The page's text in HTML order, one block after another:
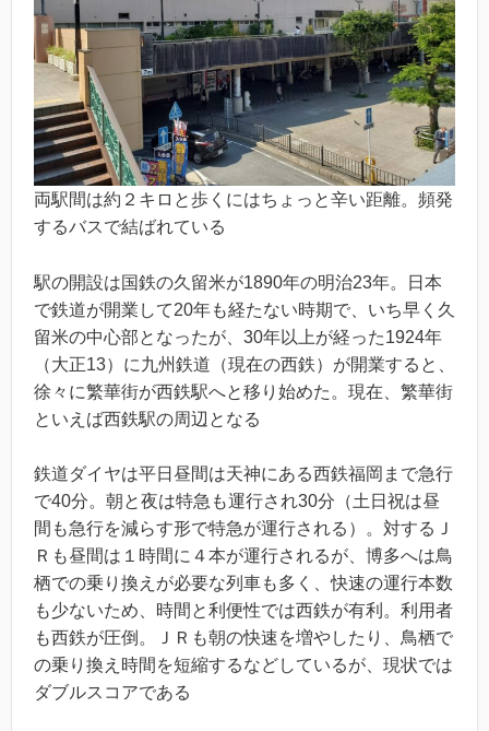
両駅間は約２キロと歩くにはちょっと辛い距離。頻発
するバスで結ばれている
駅の開設は国鉄の久留米が1890年の明治23年。日本
で鉄道が開業して20年も経たない時期で、いち早く久
留米の中心部となったが、30年以上が経った1924年
（大正13）に九州鉄道（現在の西鉄）が開業すると、
徐々に繁華街が西鉄駅へと移り始めた。現在、繁華街
といえば西鉄駅の周辺となる
鉄道ダイヤは平日昼間は天神にある西鉄福岡まで急行
で40分。朝と夜は特急も運行され30分（土日祝は昼
間も急行を減らす形で特急が運行される）。対するＪ
Ｒも昼間は１時間に４本が運行されるが、博多へは鳥
栖での乗り換えが必要な列車も多く、快速の運行本数
も少ないため、時間と利便性では西鉄が有利。利用者
も西鉄が圧倒。ＪＲも朝の快速を増やしたり、鳥栖で
の乗り換え時間を短縮するなどしているが、現状では
ダブルスコアである